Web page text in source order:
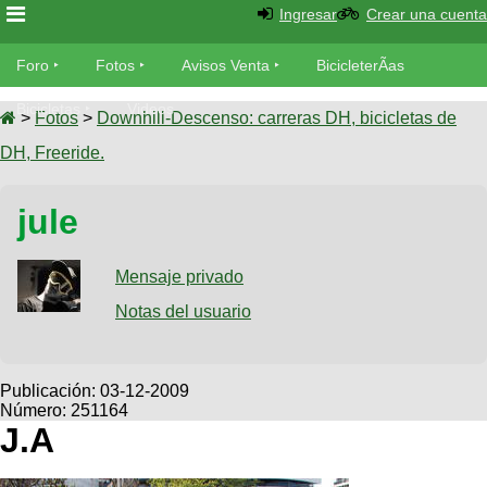
Foro
Foro
TÃ©cnica
Fotos
tu foto
Galeria
XC
Viajes
Descenso
SUBÃ
tu
Buscar
Ultimos
Fotos
BicicleterÃ­
as
Bicicletas
Tandem
Videos
Cicloturismo
Ingresar Crear una cuenta
Foro Fotos Avisos Venta BicicleterÃ­as
Bicicletas Videos
> Fotos > Downhill-Descenso: carreras DH, bicicletas de
DH, Freeride.
jule
Mensaje privado
Notas del usuario
Publicación: 03-12-2009
Número: 251164
J.A